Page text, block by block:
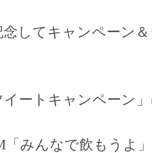
してキャンペーン
イートキャンペーン
「みんなで飲もうよ